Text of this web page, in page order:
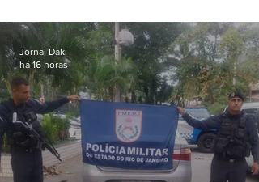
Jornal Daki
há 16 horas